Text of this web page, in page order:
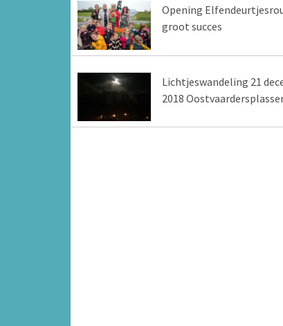
Opening
groot succes
Lichtjeswandeling 21
2018